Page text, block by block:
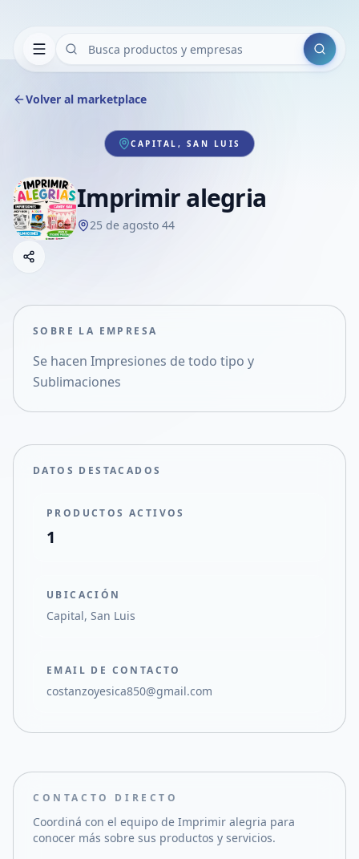
Buscar
Volver al marketplace
CAPITAL, SAN LUIS
Imprimir alegria
25 de agosto 44
Compartir empresa
Compartir en X
SOBRE LA EMPRESA
Se hacen Impresiones de todo tipo y
Sublimaciones
DATOS DESTACADOS
PRODUCTOS ACTIVOS
1
UBICACIÓN
Capital, San Luis
EMAIL DE CONTACTO
costanzoyesica850@gmail.com
CONTACTO DIRECTO
Coordiná con el equipo de Imprimir alegria para
conocer más sobre sus productos y servicios.